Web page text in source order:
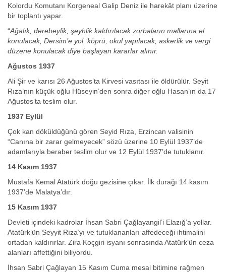
Kolordu Komutanı Korgeneal Galip Deniz ile harekât planı üzerine
bir toplantı yapar.
“Ağalık, derebeylik, şeyhlik kaldırılacak zorbaların mallarına el
konulacak, Dersim’e yol, köprü, okul yapılacak, askerlik ve vergi
düzene konulacak diye başlayan kararlar alınır.
Ağustos 1937
Ali Şir ve karısı 26 Ağustos’ta Kirvesi vasıtası ile öldürülür. Seyit
Rıza’nın küçük oğlu Hüseyin’den sonra diğer oğlu Hasan’ın da 17
Ağustos’ta teslim olur.
1937 Eylül
Çok kan döküldüğünü gören Seyid Rıza, Erzincan valisinin
“Canına bir zarar gelmeyecek” sözü üzerine 10 Eylül 1937’de
adamlarıyla beraber teslim olur ve 12 Eylül 1937’de tutuklanır.
14 Kasım 1937
Mustafa Kemal Atatürk doğu gezisine çıkar. İlk durağı 14 kasım
1937’de Malatya’dır.
15 Kasım 1937
Devleti içindeki kadrolar İhsan Sabri Çağlayangil’i Elazığ’a yollar.
Atatürk’ün Seyyit Rıza’yı ve tutuklananları affedeceği ihtimalini
ortadan kaldırırlar. Zira Koçgiri isyanı sonrasında Atatürk’ün ceza
alanları affettiğini biliyordu.
İhsan Sabri Çağlayan 15 Kasım Cuma mesai bitimine rağmen